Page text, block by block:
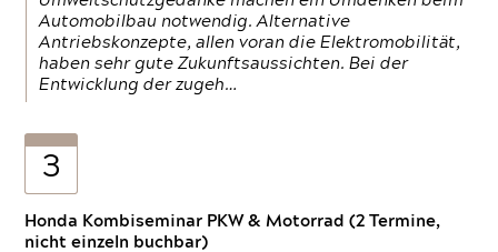
Automobilbau notwendig. Alternative
Antriebskonzepte, allen voran die Elektromobilität,
haben sehr gute Zukunftsaussichten. Bei der
Entwicklung der zugeh…
3
Honda Kombiseminar PKW & Motorrad (2 Termine,
nicht einzeln buchbar)